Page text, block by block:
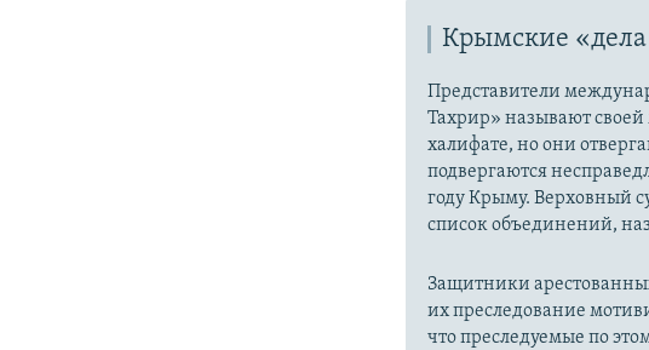
Крымские
Представители
Тахрир» называют
халифате, но они
подвергаются
году Крыму. Верховный
список объединений,
Защитники
их преследование
что преследуемые по